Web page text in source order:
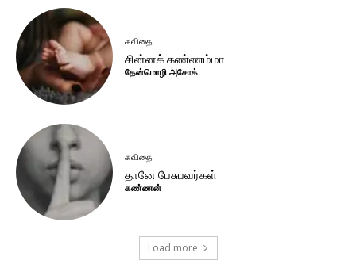
கவிதை
சின்னக் கண்ணம்மா
தேன்மொழி அசோக்
கவிதை
தானே பேசுபவர்கள்
கண்ணன்
Load more